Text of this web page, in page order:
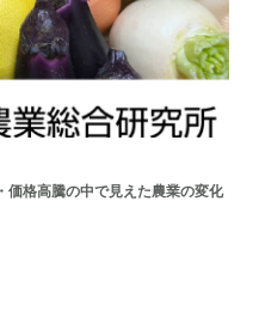
価格高騰の中で見えた農業の変化